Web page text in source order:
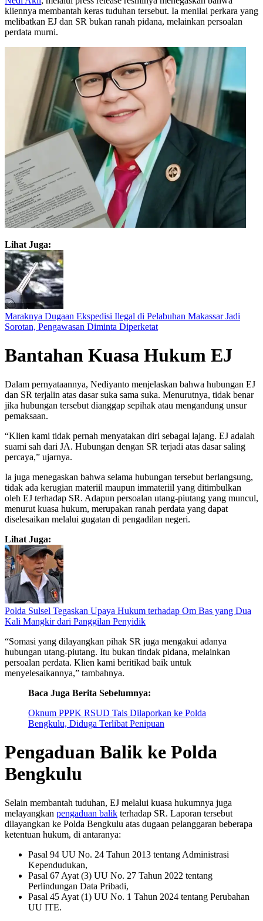
kliennya membantah keras tuduhan tersebut. Ia menilai perkara yang
melibatkan EJ dan SR bukan ranah pidana, melainkan persoalan
perdata murni.
Lihat Juga:
Maraknya Dugaan Ekspedisi Ilegal di Pelabuhan Makassar Jadi
Sorotan, Pengawasan Diminta Diperketat
Bantahan Kuasa Hukum EJ
Dalam pernyataannya, Nediyanto menjelaskan bahwa hubungan EJ
dan SR terjalin atas dasar suka sama suka. Menurutnya, tidak benar
jika hubungan tersebut dianggap sepihak atau mengandung unsur
pemaksaan.
“Klien kami tidak pernah menyatakan diri sebagai lajang. EJ adalah
suami sah dari JA. Hubungan dengan SR terjadi atas dasar saling
percaya,” ujarnya.
Ia juga menegaskan bahwa selama hubungan tersebut berlangsung,
tidak ada kerugian materiil maupun immateriil yang ditimbulkan
oleh EJ terhadap SR. Adapun persoalan utang-piutang yang muncul,
menurut kuasa hukum, merupakan ranah perdata yang dapat
diselesaikan melalui gugatan di pengadilan negeri.
Lihat Juga:
Polda Sulsel Tegaskan Upaya Hukum terhadap Om Bas yang Dua
Kali Mangkir dari Panggilan Penyidik
“Somasi yang dilayangkan pihak SR juga mengakui adanya
hubungan utang-piutang. Itu bukan tindak pidana, melainkan
persoalan perdata. Klien kami beritikad baik untuk
menyelesaikannya,” tambahnya.
Baca Juga Berita Sebelumnya:
Oknum PPPK RSUD Tais Dilaporkan ke Polda
Bengkulu, Diduga Terlibat Penipuan
Pengaduan Balik ke Polda
Bengkulu
Selain membantah tuduhan, EJ melalui kuasa hukumnya juga
melayangkan pengaduan balik terhadap SR. Laporan tersebut
dilayangkan ke Polda Bengkulu atas dugaan pelanggaran beberapa
ketentuan hukum, di antaranya:
Pasal 94 UU No. 24 Tahun 2013 tentang Administrasi
Kependudukan,
Pasal 67 Ayat (3) UU No. 27 Tahun 2022 tentang
Perlindungan Data Pribadi,
Pasal 45 Ayat (1) UU No. 1 Tahun 2024 tentang Perubahan
UU ITE.